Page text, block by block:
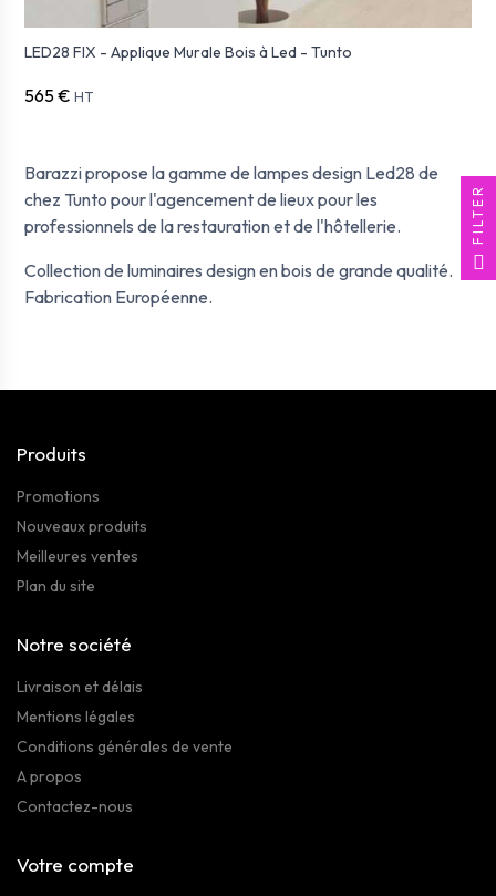
Barazzi propose la gamme de lampes design Led28 de
chez Tunto pour l'agencement de lieux pour les
professionnels de la restauration et de l'hôtellerie.
Collection de luminaires design en bois de grande qualité.
Fabrication Européenne.
LED28 FIX - Applique Murale Bois à Led - Tunto
565 € HT
Produits
Promotions
Nouveaux produits
Meilleures ventes
Plan du site
Notre société
Livraison et délais
Mentions légales
Conditions générales de vente
A propos
Contactez-nous
Votre compte
FILTER